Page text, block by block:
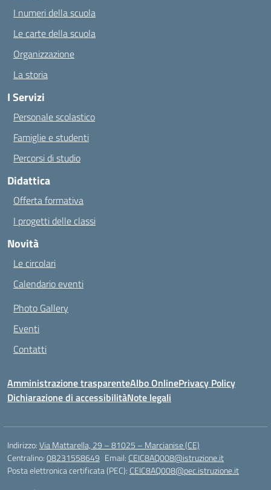
I numeri della scuola
Le carte della scuola
Organizzazione
La storia
I Servizi
Personale scolastico
Famiglie e studenti
Percorsi di studio
Didattica
Offerta formativa
I progetti delle classi
Novità
Le circolari
Calendario eventi
Photo Gallery
Eventi
Contatti
Amministrazione trasparenteAlbo OnlinePrivacy Policy
Dichiarazione di accessibilitàNote legali
Indirizzo:Via Mattarella, 29 – 81025 – Marcianise (CE)
Centralino:08231558649 Email: CEIC8AQ008@istruzione.it
Posta elettronica certificata (PEC): CEIC8AQ008@pec.istruzione.it